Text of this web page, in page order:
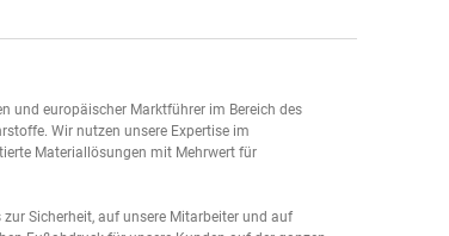
und europäischer Marktführer im Bereich des
Wir nutzen unsere Expertise im
Materiallösungen mit Mehrwert für
Sicherheit, auf unsere Mitarbeiter und auf